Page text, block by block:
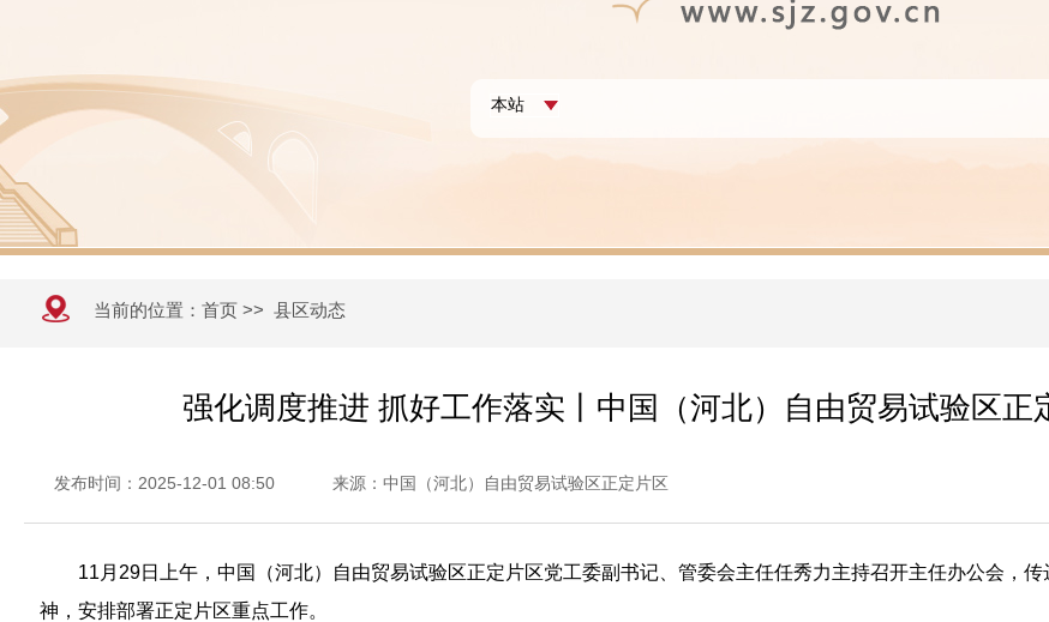
当前的位置： 首页 >> 县区动态
强化调度推进 抓好工作落实丨中国（河北）自由贸易试验区正
发布时间：2025-12-01 08:50 来源：中国（河北）自由贸易试验区正定片区
11月29日上午，中国（河北）自由贸易试验区正定片区党工委副书记、管委会主任任秀力主持召开主任办公会，
神，安排部署正定片区重点工作。